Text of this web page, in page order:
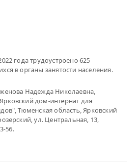
года трудоустроено 625
в органы занятости населения.
Надежда Николаевна,
дом-интернат для
Тюменская область, Ярковский
ул. Центральная, 13,
56.